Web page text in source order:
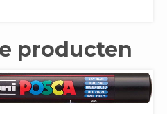
producten